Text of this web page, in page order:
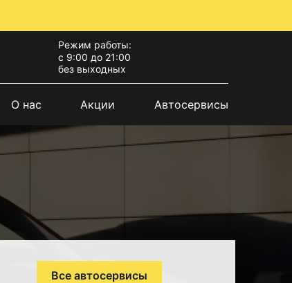
Режим работы:
с 9:00 до 21:00
без выходных
О нас Акции Автосервисы
Все автосервисы